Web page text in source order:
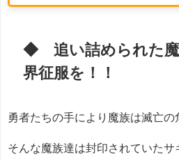
◆ 追い詰められた魔
界征服を！！
勇者たちの手により魔族は滅亡の
そんな魔族達は封印されていた